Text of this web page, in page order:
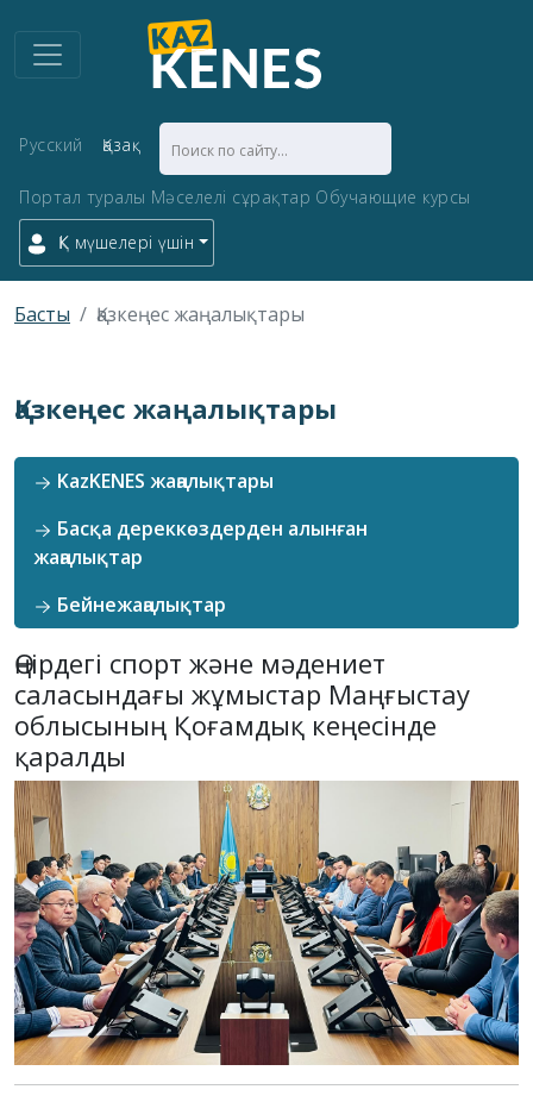
Русский Қазақ
Портал туралы Мәселелі сұрақтар Обучающие курсы
ҚК мүшелері үшін
Басты Қазкеңес жаңалықтары
Қазкеңес жаңалықтары
KazKENES жаңалықтары
Басқа дереккөздерден алынған
жаңалықтар
Бейнежаңалықтар
Өңірдегі спорт және мәдениет
саласындағы жұмыстар Маңғыстау
облысының Қоғамдық кеңесінде
қаралды